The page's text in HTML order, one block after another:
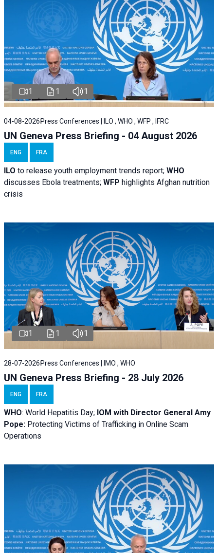
1 1 1
04-08-2026 Press Conferences | ILO , WHO , WFP , IFRC
UN Geneva Press Briefing - 04 August 2026
ENG FRA
ILO to release youth employment trends report; WHO
discusses Ebola treatments; WFP highlights Afghan nutrition
crisis
1 1 1
28-07-2026Press Conferences | IMO , WHO
UN Geneva Press Briefing - 28 July 2026
ENG FRA
WHO: World Hepatitis Day; IOM with Director General Amy
Pope: Protecting Victims of Trafficking in Online Scam
Operations